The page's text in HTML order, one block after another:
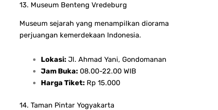
13. Museum Benteng Vredeburg
Museum sejarah yang menampilkan diorama
perjuangan kemerdekaan Indonesia.
Lokasi:Jl. Ahmad Yani, Gondomanan
Jam Buka:08.00-22.00 WIB
Harga Tiket:Rp 15.000
14. Taman Pintar Yogyakarta